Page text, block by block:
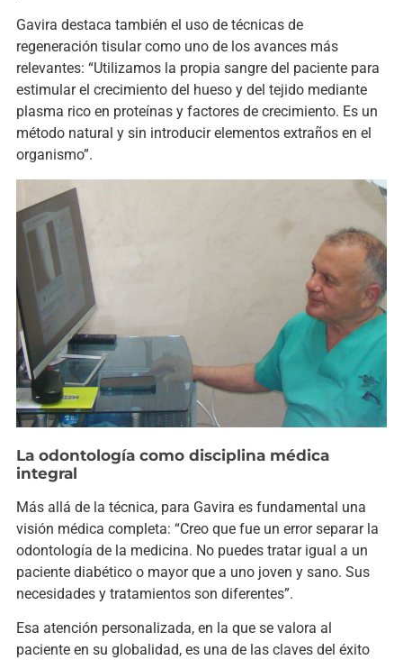
Gavira destaca también el uso de técnicas de
regeneración tisular como uno de los avances más
relevantes: “Utilizamos la propia sangre del paciente para
estimular el crecimiento del hueso y del tejido mediante
plasma rico en proteínas y factores de crecimiento. Es un
método natural y sin introducir elementos extraños en el
organismo”.
La odontología como disciplina médica
integral
Más allá de la técnica, para Gavira es fundamental una
visión médica completa: “Creo que fue un error separar la
odontología de la medicina. No puedes tratar igual a un
paciente diabético o mayor que a uno joven y sano. Sus
necesidades y tratamientos son diferentes”.
Esa atención personalizada, en la que se valora al
paciente en su globalidad, es una de las claves del éxito